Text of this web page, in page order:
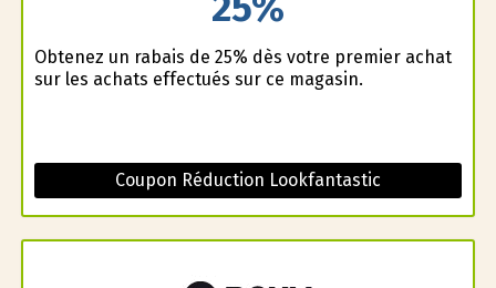
Obtenez un rabais de 25% dès votre premier achat
sur les achats effectués sur ce magasin.
Coupon Réduction Lookfantastic